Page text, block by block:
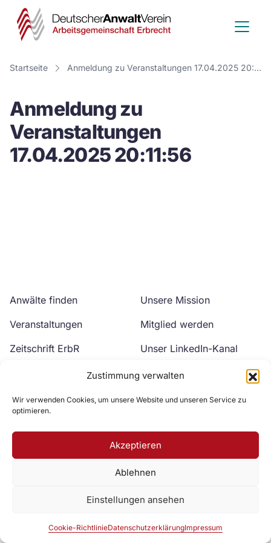
Zustimmung verwalten
Wir verwenden Cookies, um unsere Website und unseren Service zu
optimieren.
Akzeptieren
Ablehnen
Einstellungen ansehen
Cookie-RichtlinieDatenschutzerklärungImpressum
Deutscher
Anwalt
Verein
Startseite Anmeldung zu Veranstaltungen 17.04.2025 20:11:56
Anmeldung zu
Veranstaltungen
17.04.2025 20:11:56
Anwälte finden
Veranstaltungen
Zeitschrift ErbR
Unsere Mission
Mitglied werden
Unser LinkedIn-Kanal
Unser YouTube-Kanal
Zur DAV Webseite